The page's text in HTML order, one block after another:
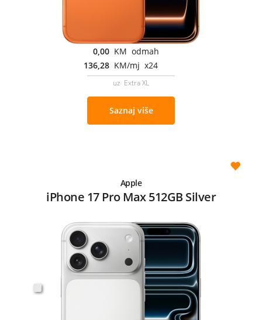
0,00 KM odmah
136,28 KM/mj x24
uz Extra XL
Saznaj više
Apple
iPhone 17 Pro Max 512GB Silver